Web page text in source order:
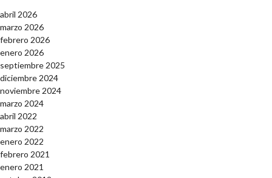
abril 2026
marzo 2026
febrero 2026
enero 2026
septiembre 2025
diciembre 2024
noviembre 2024
marzo 2024
abril 2022
marzo 2022
enero 2022
febrero 2021
enero 2021